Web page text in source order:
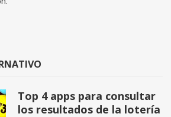
Top 4 apps para consultar
los resultados de la lotería